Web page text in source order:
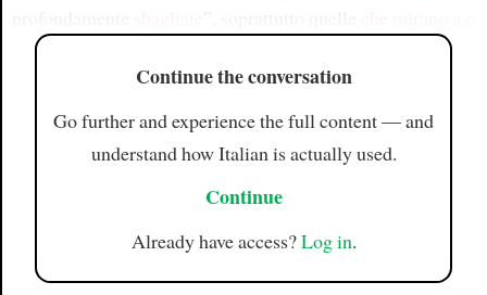
Continue the conversation
Go further and experience the full content — and
understand how Italian is actually used.
Continue
Already have access?Log in.